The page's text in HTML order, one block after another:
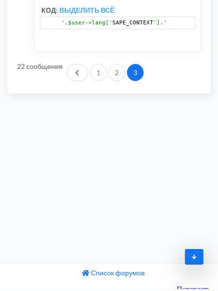
КОД: ВЫДЕЛИТЬ ВСЁ
'.$user->lang[' SAPE_CONTEXT'].'
22 сообщения
Пред.1 2 3
Список форумов